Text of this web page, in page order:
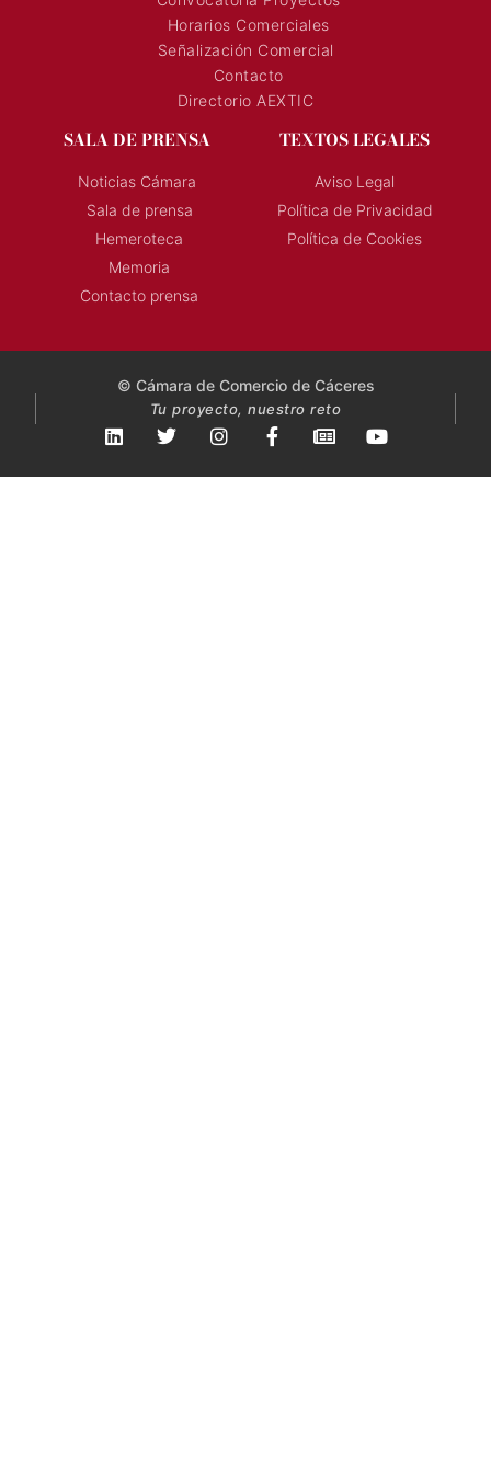
Horarios Comerciales
Señalización Comercial
Contacto
Directorio AEXTIC
SALA DE PRENSA
Noticias Cámara
Sala de prensa
Hemeroteca
Memoria
Contacto prensa
TEXTOS LEGALES
Aviso Legal
Política de Privacidad
Política de Cookies
© Cámara de Comercio de Cáceres
Tu proyecto, nuestro reto